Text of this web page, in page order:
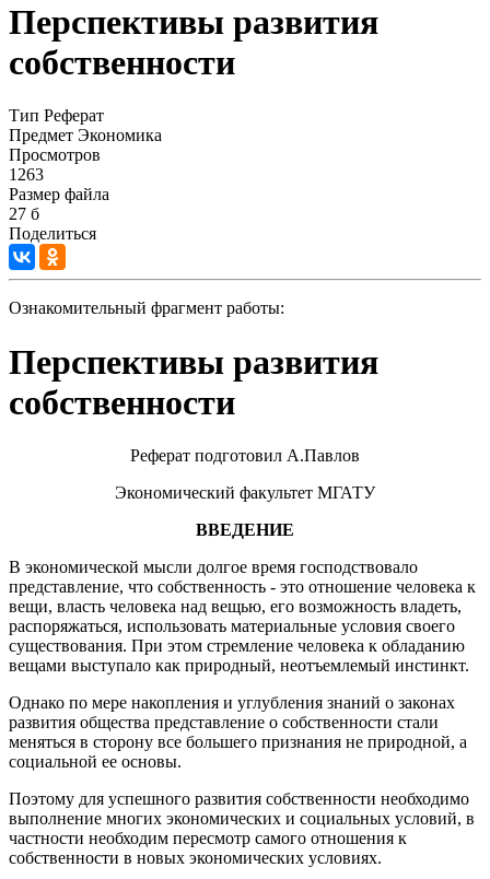
Перспективы развития
собственности
Тип Реферат
Предмет Экономика
Просмотров
1263
Размер файла
27 б
Поделиться
Ознакомительный фрагмент работы:
Перспективы развития
собственности
Реферат подготовил А.Павлов
Экономический факультет МГАТУ
ВВЕДЕНИЕ
В экономической мысли долгое время господствовало
представление, что собственность - это отношение человека к
вещи, власть человека над вещью, его возможность владеть,
распоряжаться, использовать материальные условия своего
существования. При этом стремление человека к обладанию
вещами выступало как природный, неотъемлемый инстинкт.
Однако по мере накопления и углубления знаний о законах
развития общества представление о собственности стали
меняться в сторону все большего признания не природной, а
социальной ее основы.
Поэтому для успешного развития собственности необходимо
выполнение многих экономических и социальных условий, в
частности необходим пересмотр самого отношения к
собственности в новых экономических условиях.